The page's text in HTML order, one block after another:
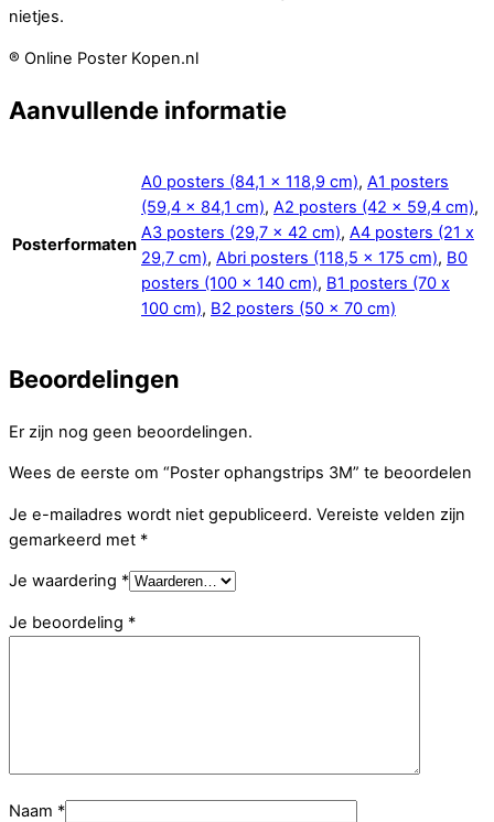
nietjes.
® Online Poster Kopen.nl
Aanvullende informatie
Posterformaten
A0 posters (84,1 x 118,9 cm), A1 posters
(59,4 x 84,1 cm), A2 posters (42 x 59,4 cm),
A3 posters (29,7 x 42 cm), A4 posters (21 x
29,7 cm), Abri posters (118,5 x 175 cm), B0
posters (100 x 140 cm), B1 posters (70 x
100 cm), B2 posters (50 x 70 cm)
Beoordelingen
Er zijn nog geen beoordelingen.
Wees de eerste om “Poster ophangstrips 3M” te beoordelen
Je e-mailadres wordt niet gepubliceerd. Vereiste velden zijn
gemarkeerd met *
Je waardering *
Je beoordeling *
Naam *